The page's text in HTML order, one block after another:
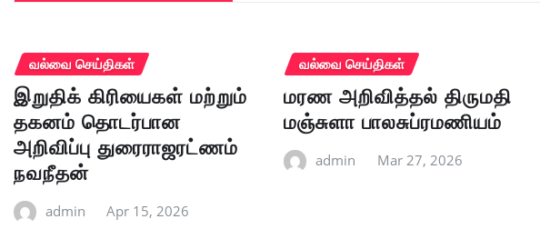
வல்வை செய்திகள்
இறுதிக் கிரியைகள் மற்றும்
தகனம் தொடர்பான
அறிவிப்பு துரைராஜரட்ணம்
நவநீதன்
admin Apr 15, 2026
வல்வை செய்திகள்
மரண அறிவித்தல் திருமதி
மஞ்சுளா பாலசுப்ரமணியம்
admin Mar 27, 2026